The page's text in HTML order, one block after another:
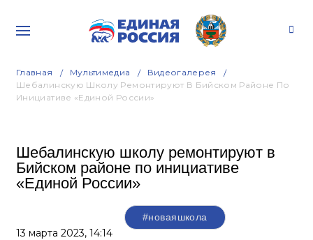
Главная Мультимедиа
Видеогалерея
Шебалинскую Школу Ремонтируют В Бийском Районе По
Инициативе «Единой России»
Шебалинскую школу ремонтируют в
Бийском районе по инициативе
«Единой России»
13 марта 2023, 14:14
#новаяшкола